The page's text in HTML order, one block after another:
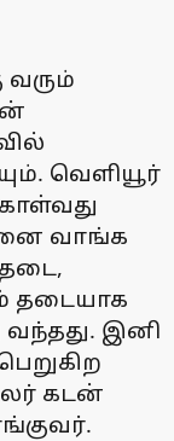
வரும்
வெளியூர்
வாங்க
தடையாக
வந்தது. இனி
கடன்